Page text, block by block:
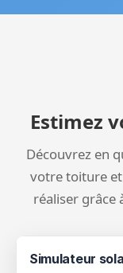
Estimez
Découvrez en
votre toiture
réaliser grâce